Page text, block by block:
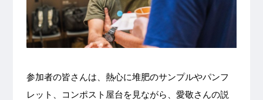
参加者の皆さんは、熱心に堆肥のサンプルやパンフ
レット、コンポスト屋台を見ながら、愛敬さんの説